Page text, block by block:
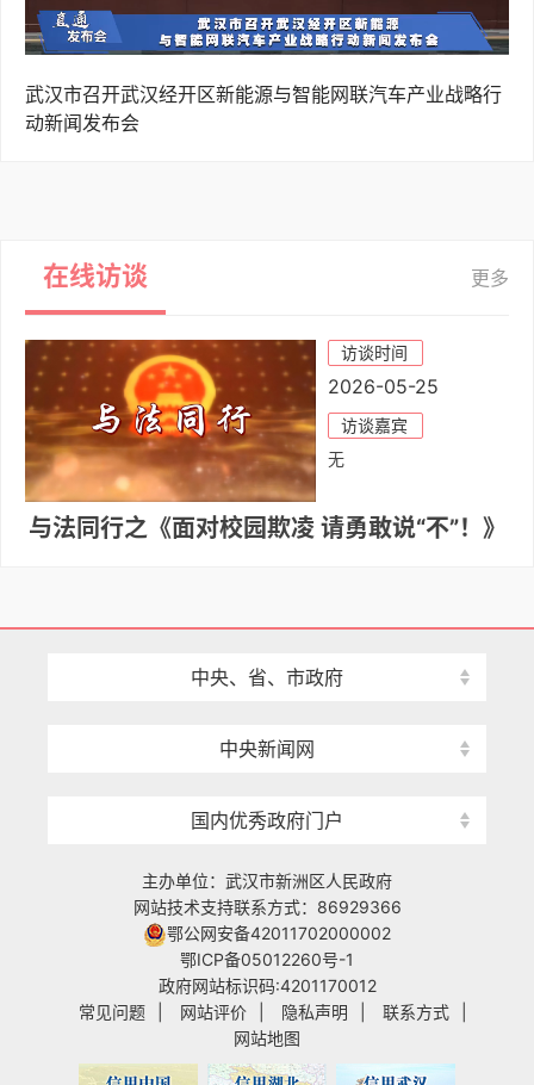
武汉市召开武汉经开区新能源与智能网联汽车产业战略行
动新闻发布会
在线访谈 更多
访谈时间
2026-05-25
访谈嘉宾
无
与法同行之《面对校园欺凌 请勇敢说“不”！》
中央、省、市政府
中央新闻网
国内优秀政府门户
主办单位：武汉市新洲区人民政府
网站技术支持联系方式：86929366
鄂公网安备42011702000002
鄂ICP备05012260号-1
政府网站标识码:4201170012
常见问题
网站评价 隐私声明 联系方式
网站地图